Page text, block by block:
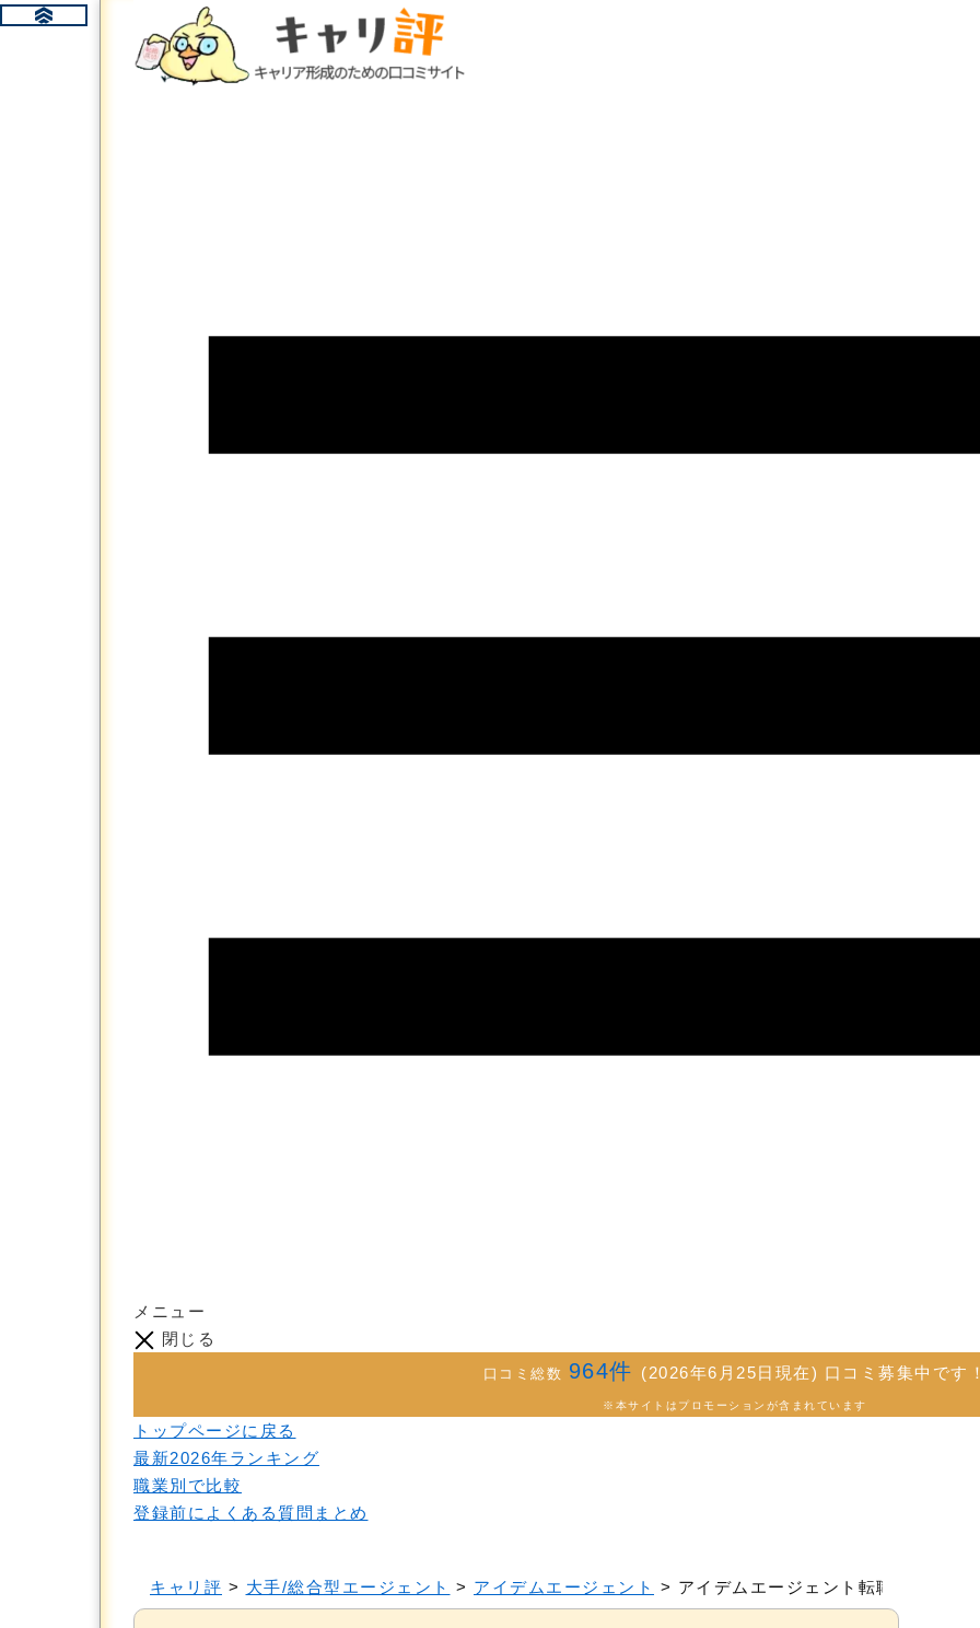
メニュー
閉じる
口コミ総数 964件 (2026年6月25日現在) 口コミ募集中です
※本サイトはプロモーションが含まれています
トップページに戻る
最新2026年ランキング
職業別で比較
登録前によくある質問まとめ
キャリ評 > 大手/総合型エージェント > アイデムエージェント > アイデムエージェント転職を使い、